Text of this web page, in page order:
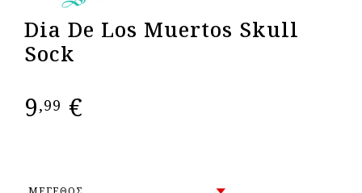
Dia De Los Muertos Skull
Sock
9,99 €